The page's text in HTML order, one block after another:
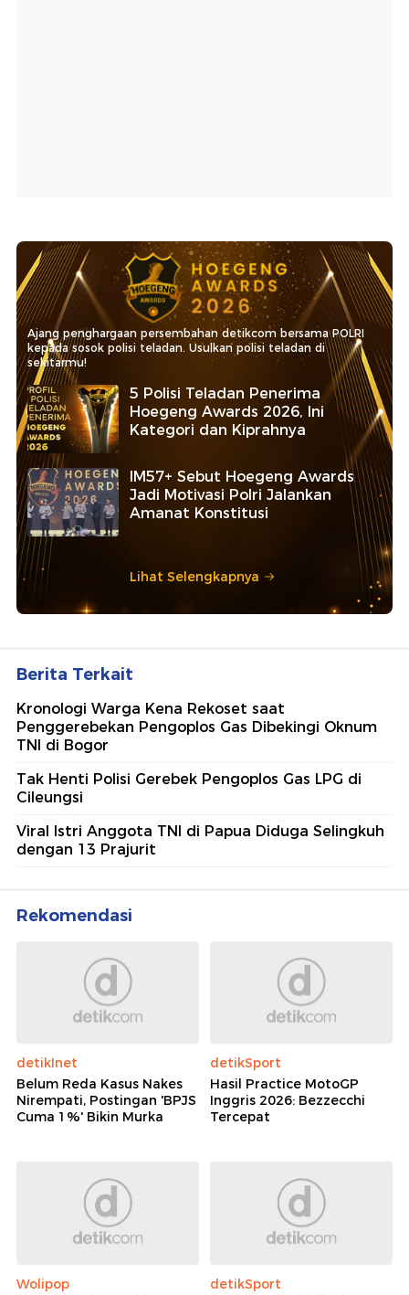
Ajang penghargaan persembahan detikcom bersama POLRI
kepada sosok polisi teladan. Usulkan polisi teladan di
sekitarmu!
5 Polisi Teladan Penerima
Hoegeng Awards 2026, Ini
Kategori dan Kiprahnya
IM57+ Sebut Hoegeng Awards
Jadi Motivasi Polri Jalankan
Amanat Konstitusi
Lihat Selengkapnya
Berita Terkait
Kronologi Warga Kena Rekoset saat
Penggerebekan Pengoplos Gas Dibekingi Oknum
TNI di Bogor
Tak Henti Polisi Gerebek Pengoplos Gas LPG di
Cileungsi
Viral Istri Anggota TNI di Papua Diduga Selingkuh
dengan 13 Prajurit
Rekomendasi
detikInet
Belum Reda Kasus Nakes
Nirempati, Postingan 'BPJS
Cuma 1%' Bikin Murka
detikSport
Hasil Practice MotoGP
Inggris 2026: Bezzecchi
Tercepat
Wolipop
detikSport